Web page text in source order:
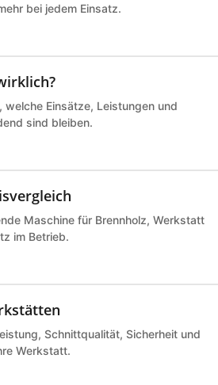
bei jedem Einsatz.
welche Einsätze, Leistungen und
sind bleiben.
Maschine für Brennholz, Werkstatt
im Betrieb.
Schnittqualität, Sicherheit und
Werkstatt.